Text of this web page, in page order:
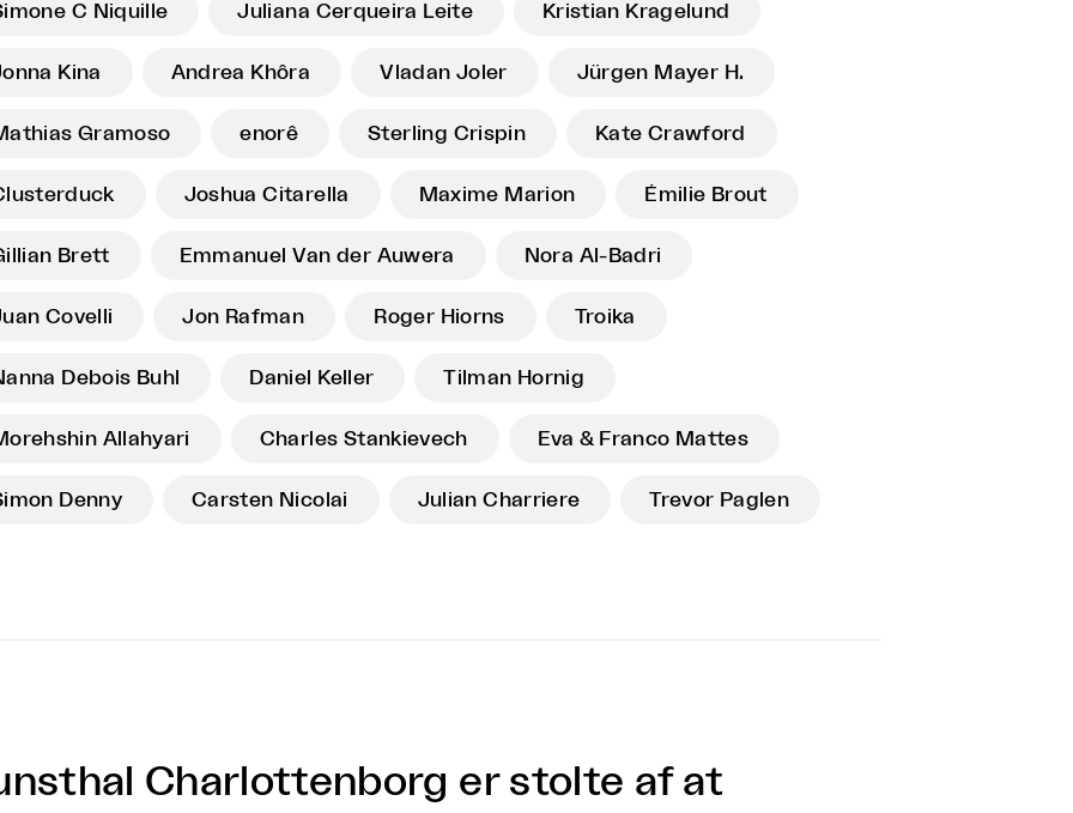
C Niquille Juliana Cerqueira Leite Kristian Kragelund
Kina Andrea Khôra Vladan Joler Jürgen Mayer H.
Gramoso enorê Sterling Crispin Kate Crawford
Joshua Citarella Maxime Marion Émilie Brout
Brett Emmanuel Van der Auwera Nora Al-Badri
Covelli Jon Rafman Roger Hiorns Troika
Debois Buhl Daniel Keller Tilman Hornig
Allahyari Charles Stankievech Eva & Franco Mattes
Denny Carsten Nicolai Julian Charriere Trevor Paglen
Charlottenborg er stolte af at